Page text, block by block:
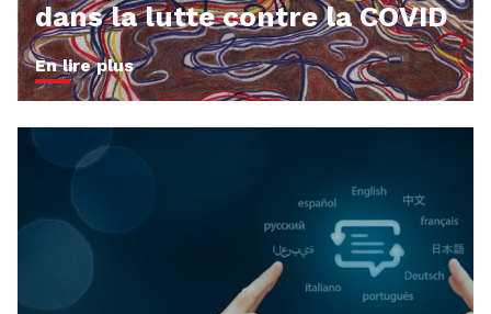
dans la lutte contre la COVID
En lire plus